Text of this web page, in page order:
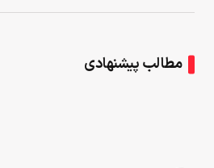
مطالب پیشنهادی